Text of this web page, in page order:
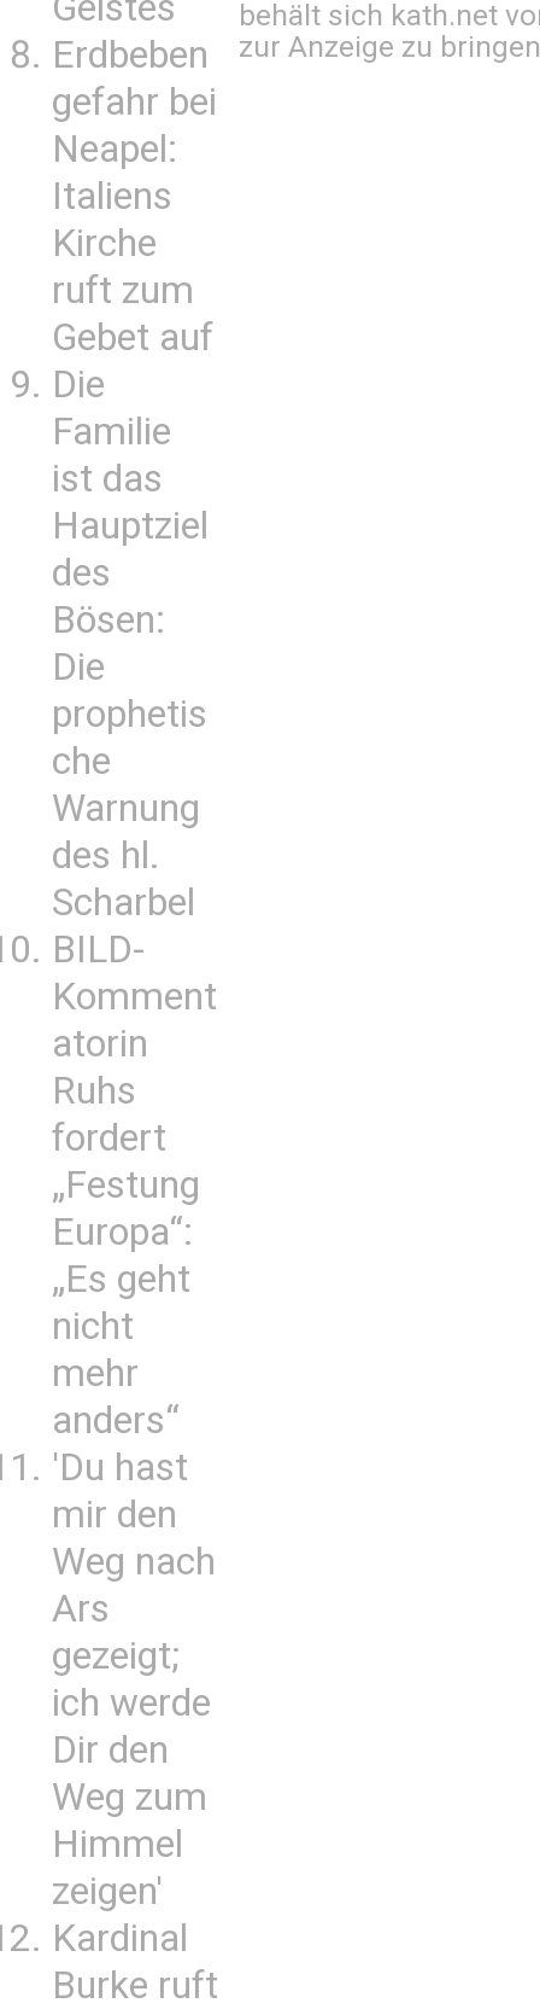
Erdbeben
gefahr bei
Neapel:
Italiens
Kirche
ruft zum
Gebet auf
Die
Familie
ist das
Hauptziel
des
Bösen:
Die
prophetis
che
Warnung
des hl.
Scharbel
BILD-
Komment
atorin
Ruhs
fordert
„Festung
Europa“:
„Es geht
nicht
mehr
anders“
'Du hast
mir den
Weg nach
Ars
gezeigt;
ich werde
Dir den
Weg zum
Himmel
zeigen'
Kardinal
Burke ruft
behält sich kath.net
zur Anzeige zu